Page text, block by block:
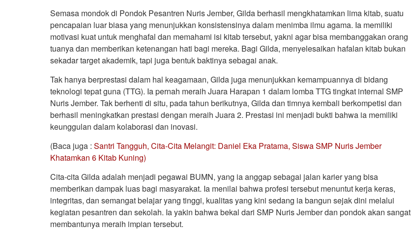
Semasa mondok di Pondok Pesantren Nuris Jember, Gilda berhasil mengkhatamkan lima kitab, suatu
pencapaian luar biasa yang menunjukkan konsistensinya dalam menimba ilmu agama. Ia memiliki
motivasi kuat untuk menghafal dan memahami isi kitab tersebut, yakni agar bisa membanggakan orang
tuanya dan memberikan ketenangan hati bagi mereka. Bagi Gilda, menyelesaikan hafalan kitab bukan
sekadar target akademik, tapi juga bentuk baktinya sebagai anak.
Tak hanya berprestasi dalam hal keagamaan, Gilda juga menunjukkan kemampuannya di bidang
teknologi tepat guna (TTG). Ia pernah meraih Juara Harapan 1 dalam lomba TTG tingkat internal SMP
Nuris Jember. Tak berhenti di situ, pada tahun berikutnya, Gilda dan timnya kembali berkompetisi dan
berhasil meningkatkan prestasi dengan meraih Juara 2. Prestasi ini menjadi bukti bahwa ia memiliki
keunggulan dalam kolaborasi dan inovasi.
(Baca juga : Santri Tangguh, Cita-Cita Melangit: Daniel Eka Pratama, Siswa SMP Nuris Jember
Khatamkan 6 Kitab Kuning)
Cita-cita Gilda adalah menjadi pegawai BUMN, yang ia anggap sebagai jalan karier yang bisa
memberikan dampak luas bagi masyarakat. Ia menilai bahwa profesi tersebut menuntut kerja keras,
integritas, dan semangat belajar yang tinggi, kualitas yang kini sedang ia bangun sejak dini melalui
kegiatan pesantren dan sekolah. Ia yakin bahwa bekal dari SMP Nuris Jember dan pondok akan sangat
membantunya meraih impian tersebut.